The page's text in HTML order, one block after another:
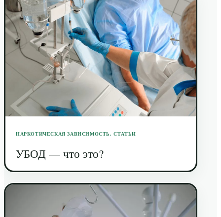
НАРКОТИЧЕСКАЯ ЗАВИСИМОСТЬ,СТАТЬИ
УБОД — что это?